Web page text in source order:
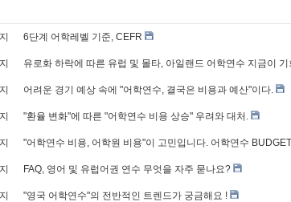
6단계 어학레벨 기준, CEFR
유로화 하락에 따른 유럽 및 몰타, 아일랜드 어학연수 지금이 기
어려운 경기 예상 속에 "어학연수, 결국은 비용과 예산"이다.
"환율 변화"에 따른 "어학연수 비용 상승" 우려와 대처.
"어학연수 비용, 어학원 비용"이 고민입니다. 어학연수
FAQ, 영어 및 유럽어권 연수 무엇을 자주 묻나요?
"영국 어학연수"의 전반적인 트렌드가 궁금해요 !